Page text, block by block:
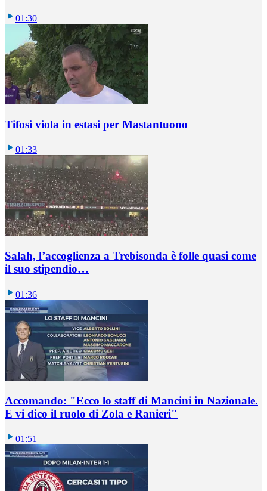
01:30
Tifosi viola in estasi per Mastantuono
01:33
Salah, l’accoglienza a Trebisonda è folle quasi come
il suo stipendio…
01:36
Accomando: "Ecco lo staff di Mancini in Nazionale.
E vi dico il ruolo di Zola e Ranieri"
01:51